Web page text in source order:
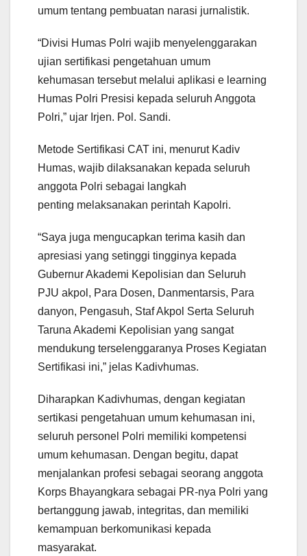
umum tentang pembuatan narasi jurnalistik.
“Divisi Humas Polri wajib menyelenggarakan
ujian sertifikasi pengetahuan umum
kehumasan tersebut melalui aplikasi e learning
Humas Polri Presisi kepada seluruh Anggota
Polri,” ujar Irjen. Pol. Sandi.
Metode Sertifikasi CAT ini, menurut Kadiv
Humas, wajib dilaksanakan kepada seluruh
anggota Polri sebagai langkah
penting melaksanakan perintah Kapolri.
“Saya juga mengucapkan terima kasih dan
apresiasi yang setinggi tingginya kepada
Gubernur Akademi Kepolisian dan Seluruh
PJU akpol, Para Dosen, Danmentarsis, Para
danyon, Pengasuh, Staf Akpol Serta Seluruh
Taruna Akademi Kepolisian yang sangat
mendukung terselenggaranya Proses Kegiatan
Sertifikasi ini,” jelas Kadivhumas.
Diharapkan Kadivhumas, dengan kegiatan
sertikasi pengetahuan umum kehumasan ini,
seluruh personel Polri memiliki kompetensi
umum kehumasan. Dengan begitu, dapat
menjalankan profesi sebagai seorang anggota
Korps Bhayangkara sebagai PR-nya Polri yang
bertanggung jawab, integritas, dan memiliki
kemampuan berkomunikasi kepada
masyarakat.